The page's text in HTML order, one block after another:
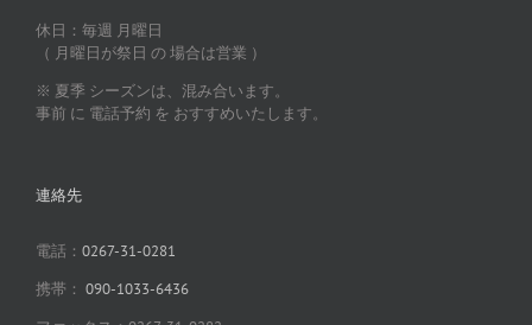
休日：毎週 月曜日
（ 月曜日が祭日 の 場合は営業 ）
※ 夏季 シーズンは、混み合います。
事前 に 電話予約 を おすすめいたします。
連絡先
電話： 0267-31-0281
携帯： 090-1033-6436